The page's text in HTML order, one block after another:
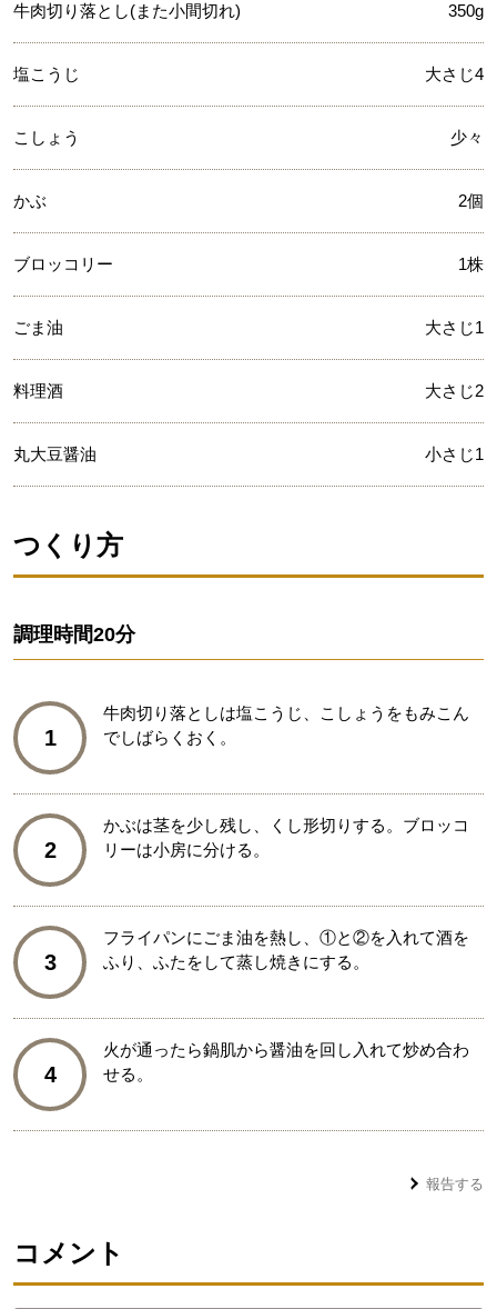
牛肉切り落とし(また小間切れ) 350g
塩こうじ 大さじ4
こしょう 少々
かぶ 2個
ブロッコリー 1株
ごま油 大さじ1
料理酒 大さじ2
丸大豆醤油 小さじ1
つくり方
調理時間20分
1
牛肉切り落としは塩こうじ、こしょうをもみこん
でしばらくおく。
2
かぶは茎を少し残し、くし形切りする。ブロッコ
リーは小房に分ける。
3
フライパンにごま油を熱し、①と②を入れて酒を
ふり、ふたをして蒸し焼きにする。
4
火が通ったら鍋肌から醤油を回し入れて炒め合わ
せる。
報告する
コメント